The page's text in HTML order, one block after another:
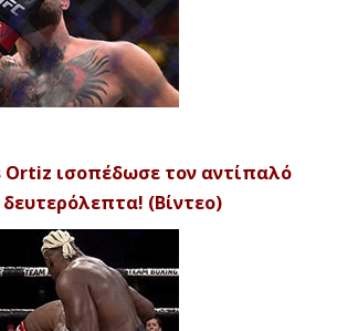
Ortiz ισοπέδωσε τον αντίπαλό
δευτερόλεπτα! (Βίντεο)